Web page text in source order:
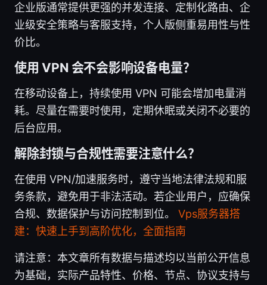
企业版通常提供更强的并发连接、定制化路由、企
业级安全策略与客服支持，个人版侧重易用性与性
价比。
使用 VPN 会不会影响设备电量？
在移动设备上，持续使用 VPN 可能会增加电量消
耗。尽量在需要时使用，定期休眠或关闭不必要的
后台应用。
解除封锁与合规性需要注意什么？
在使用 VPN/加速服务时，遵守当地法律法规和服
务条款，避免用于非法活动。若企业用户，应确保
合规、数据保护与访问控制到位。 Vps服务器搭
建：快速上手到高阶优化，全面指南
请注意：本文章所有数据与描述均以当前公开信息
为基础，实际产品特性、价格、节点、协议支持与